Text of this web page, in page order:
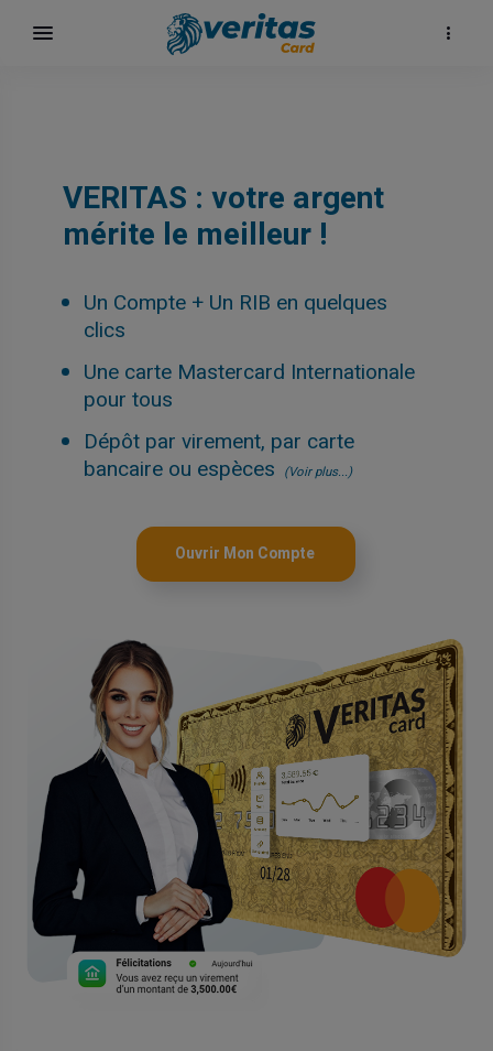
VERITAS : votre argent
mérite le meilleur !
Un Compte + Un RIB en quelques
clics
Une carte Mastercard Internationale
pour tous
Dépôt par virement, par carte
bancaire ou espèces (Voir plus...)
Ouvrir Mon Compte